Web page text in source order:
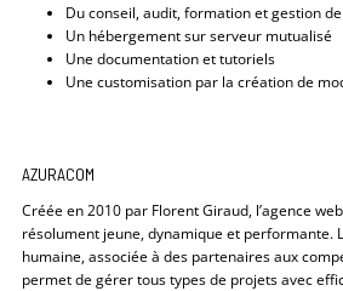
Du conseil, audit, formation et gestion
Un hébergement sur serveur mutualisé
Une documentation et tutoriels
Une customisation par la création de
AZURACOM
Créée en 2010 par Florent Giraud, l’agence
résolument jeune, dynamique et performante.
humaine, associée à des partenaires aux
permet de gérer tous types de projets avec